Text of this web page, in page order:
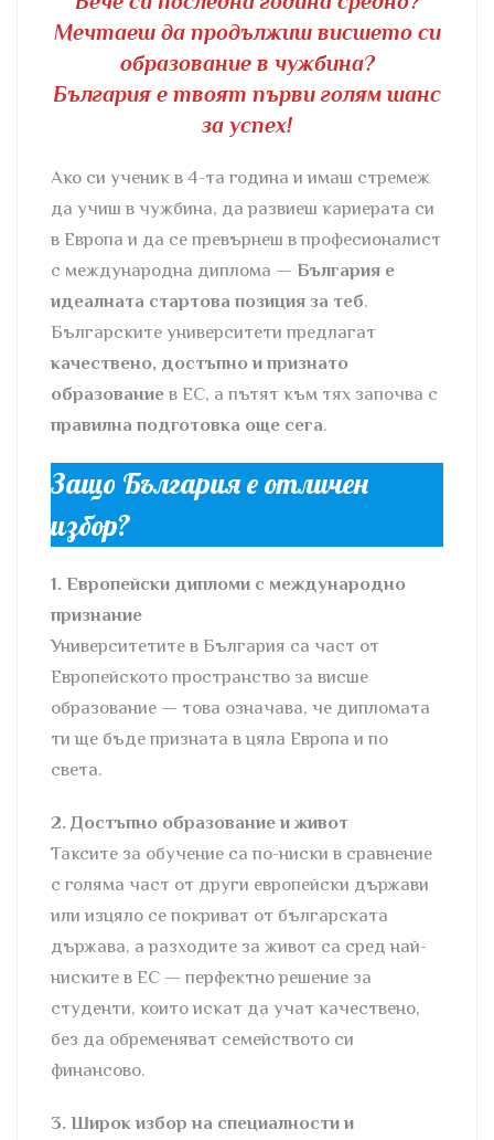
Мечтаеш да продължиш висшето си
образование в чужбина?
България е твоят първи голям шанс
за успех!
Ако си ученик в 4-та година и имаш стремеж
да учиш в чужбина, да развиеш кариерата си
в Европа и да се превърнеш в професионалист
с международна диплома — България е
идеалната стартова позиция за теб.
Българските университети предлагат
качествено, достъпно и признато
образование в ЕС, а пътят към тях започва с
правилна подготовка още сега.
Защо България е отличен
избор?
1. Европейски дипломи с международно
признание
Университетите в България са част от
Европейското пространство за висше
образование — това означава, че дипломата
ти ще бъде призната в цяла Европа и по
света.
2. Достъпно образование и живот
Таксите за обучение са по-ниски в сравнение
с голяма част от други европейски държави
или изцяло се покриват от българската
държава, а разходите за живот са сред най-
ниските в ЕС — перфектно решение за
студенти, които искат да учат качествено,
без да обременяват семейството си
финансово.
3. Широк избор на специалности и